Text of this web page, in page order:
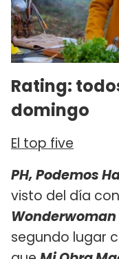
Rating:
domingo
El top five
PH, Podemos
visto del día
Wonderwoman
segundo lugar